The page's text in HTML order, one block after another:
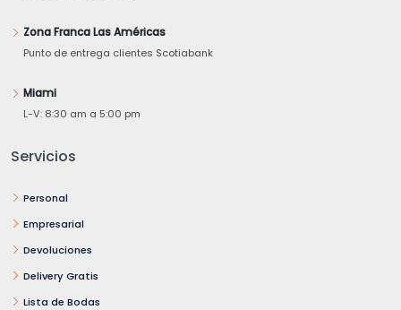
Zona Franca Las Américas
Punto de entrega clientes Scotiabank
Miami
L-V: 8:30 am a 5:00 pm
Servicios
Personal
Empresarial
Devoluciones
Delivery Gratis
Lista de Bodas